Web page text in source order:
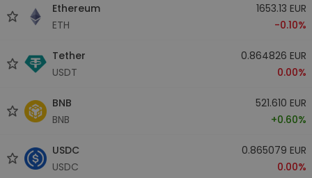
Ethereum
ETH
1653.13 EUR
-0.10%
Tether
USDT
0.864826 EUR
0.00%
BNB
BNB
521.610 EUR
+0.60%
USDC
USDC
0.865079 EUR
0.00%